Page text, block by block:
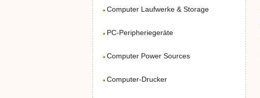
Computer Laufwerke & Storage
PC-Peripheriegeräte
Computer Power Sources
Computer-Drucker